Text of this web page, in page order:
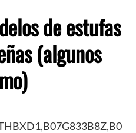
de estufas
(algunos